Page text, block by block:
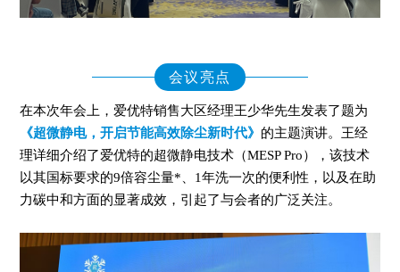
会议亮点
在本次年会上，爱优特销售大区经理王少华先生发表了题为
《超微静电，开启节能高效除尘新时代》 的主题演讲。王经
理详细介绍了爱优特的超微静电技术（MESP Pro），该技术
以其国标要求的9倍容尘量*、1年洗一次的便利性，以及在助
力碳中和方面的显著成效，引起了与会者的广泛关注。